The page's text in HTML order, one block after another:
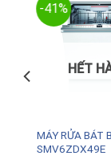
-41%
HẾT
MÁY RỬA BÁT
SMV6ZDX49E